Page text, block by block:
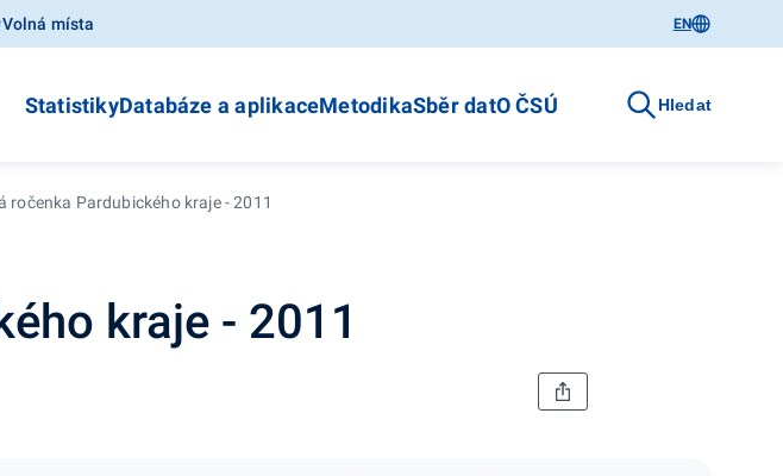
Volná místa EN
StatistikyDatabáze a aplikaceMetodikaSběr datO ČSÚ Hledat
ročenka Pardubického kraje - 2011
kraje - 2011